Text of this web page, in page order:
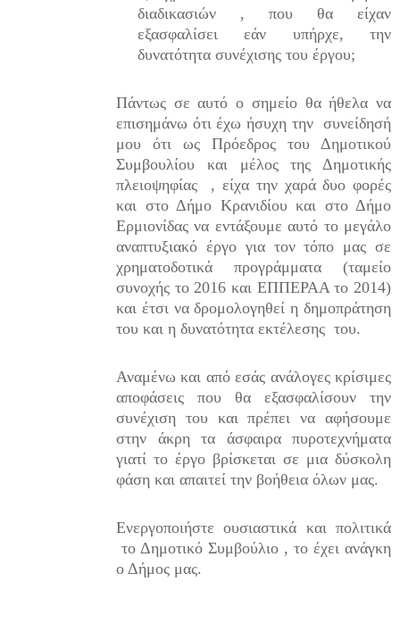
διαδικασιών , που θα είχαν
εξασφαλίσει εάν υπήρχε, την
δυνατότητα συνέχισης του έργου;
Πάντως σε αυτό ο σημείο θα ήθελα να
επισημάνω ότι έχω ήσυχη την συνείδησή
μου ότι ως Πρόεδρος του Δημοτικού
Συμβουλίου και μέλος της Δημοτικής
πλειοψηφίας
, είχα την χαρά δυο φορές
και στο Δήμο Κρανιδίου και στο Δήμο
Ερμιονίδας να εντάξουμε αυτό το μεγάλο
αναπτυξιακό έργο για τον τόπο μας σε
χρηματοδοτικά προγράμματα (ταμείο
συνοχής το 2016 και ΕΠΠΕΡΑΑ το 2014)
και έτσι να δρομολογηθεί η δημοπράτηση
του και η δυνατότητα εκτέλεσης του.
Αναμένω και από εσάς ανάλογες κρίσιμες
αποφάσεις που θα εξασφαλίσουν την
συνέχιση του και πρέπει να αφήσουμε
στην άκρη τα άσφαιρα πυροτεχνήματα
γιατί το έργο βρίσκεται σε μια δύσκολη
φάση και απαιτεί την βοήθεια όλων μας.
Ενεργοποιήστε ουσιαστικά και πολιτικά
το Δημοτικό Συμβούλιο , το έχει ανάγκη
ο Δήμος μας.